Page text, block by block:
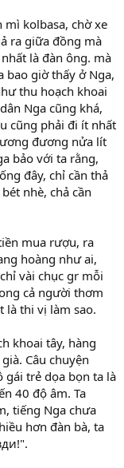
mì kolbasa, chờ xe
ra giữa đồng mà
là đàn ông. mà
bao giờ thấy ở Nga,
thu hoạch khoai
Nga cũng khá,
cũng phải đi ít nhất
đương nửa lít
bảo với ta rằng,
đây, chỉ cần thả
nhè, chả cần
mua rượu, ra
hoàng như ai,
vài chục gr mỗi
cả người thơm
là thi vị làm sao.
khoai tây, hàng
Câu chuyện
gái trẻ dọa bọn ta là
40 độ âm. Ta
tiếng Nga chưa
hơn đàn bà, ta